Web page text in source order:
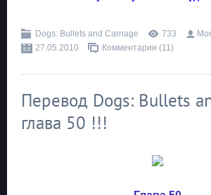
Dogs: Bullets and Carnage 733
27.05.2010
Комментарии (11)
Перевод Dogs: Bullets
глава 50 !!!